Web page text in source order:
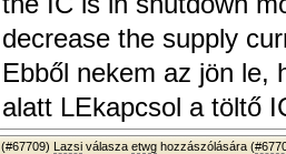
decrease the supply
Ebből nekem az jön le,
alatt LEkapcsol a töltő
(#67709) Lazsi válasza etwg hozzászólására (